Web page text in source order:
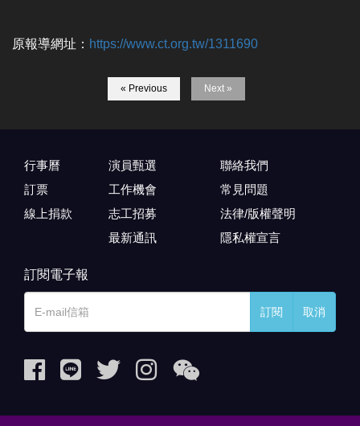
原報導網址： https://www.ct.org.tw/1311690
« Previous Next »
行事曆
訂票
線上捐款
演員甄選
工作機會
志工招募
最新通訊
聯絡我們
常見問題
法律/版權聲明
隱私權宣言
訂閱電子報
訂閱 取消